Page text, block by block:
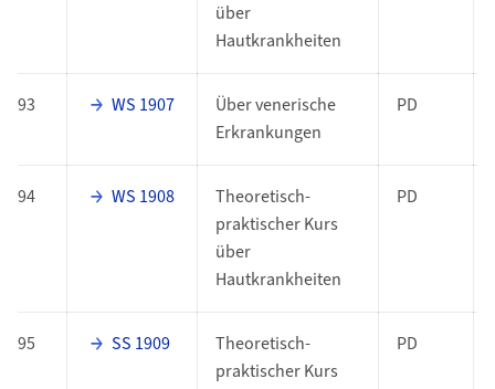
über
Hautkrankheiten
93 WS 1907
Über venerische
Erkrankungen
PD
94 WS 1908
Theoretisch-
praktischer Kurs
über
Hautkrankheiten
PD
95 SS 1909
Theoretisch-
praktischer Kurs
PD